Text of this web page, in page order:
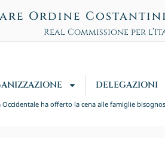
Ordine
Real Commissione per
DELEGAZIONI
Occidentale ha offerto la cena alle famiglie